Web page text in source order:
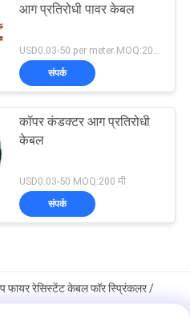
आग प्रतिरोधी पावर केबल
संपर्क
कॉपर कंडक्टर आग प्रतिरोधी
केबल
USD0.03-50 MOQ:200 मी
संपर्क
रेसिस्टेंट केबल फॉर स्प्रिंकलर /